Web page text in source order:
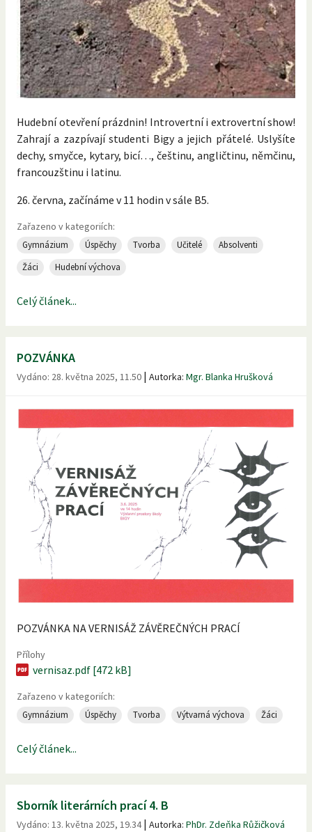
Hudební otevření prázdnin! Introvertní i extrovertní show!
Zahrají a zazpívají studenti Bigy a jejich přátelé. Uslyšíte
dechy, smyčce, kytary, bicí…, češtinu, angličtinu, němčinu,
francouzštinu i latinu.
26. června, začínáme v 11 hodin v sále B5.
Zařazeno v kategoriích:
Gymnázium Úspěchy Tvorba Učitelé
Absolventi
Žáci
Hudební výchova
Celý článek...
POZVÁNKA
Vydáno: 28. května 2025, 11.50 | Autorka: Mgr. Blanka Hrušková
POZVÁNKA NA VERNISÁŽ ZÁVĚREČNÝCH PRACÍ
Přílohy
vernisaz.pdf [472 kB]
Zařazeno v kategoriích:
Gymnázium Úspěchy Tvorba Výtvarná výchova Žáci
Celý článek...
Sborník literárních prací 4. B
Vydáno: 13. května 2025, 19.34| Autorka: PhDr. Zdeňka Růžičková